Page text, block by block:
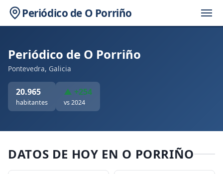
Periódico de O Porriño
Periódico de O Porriño
Pontevedra, Galicia
20.965
habitantes
▲ +254
vs 2024
DATOS DE HOY EN O PORRIÑO